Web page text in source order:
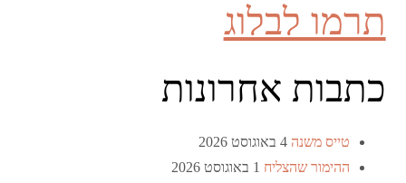
תרמו לבלוג
כתבות אחרונות
טייס משנה 4 באוגוסט 2026
ההימור שהצליח 1 באוגוסט 2026